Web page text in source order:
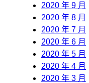
2020 年 9 月
2020 年 8 月
2020 年 7 月
2020 年 6 月
2020 年 5 月
2020 年 4 月
2020 年 3 月